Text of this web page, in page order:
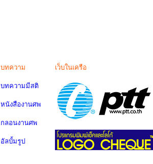
บทความ
บทความมีสติ
หนังสืองานศพ
กลอนงานศพ
อัลบั้มรูป
เว็บในเครือ